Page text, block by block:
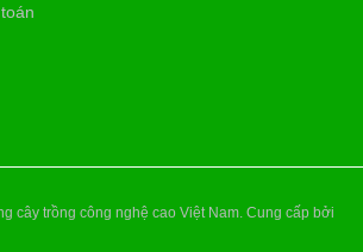
cây trồng công nghệ cao Việt Nam. Cung cấp bởi